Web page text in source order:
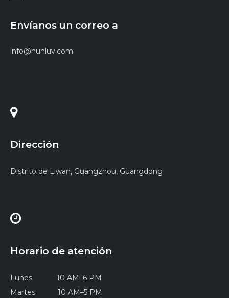
Envíanos un correo a
info@hunluv.com
Dirección
Distrito de Liwan, Guangzhou, Guangdong
Horario de atención
Lunes 10 AM–6 PM
Martes 10 AM–5 PM